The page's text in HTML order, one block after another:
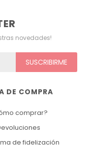
DE COMPRA
comprar?
de fidelización
novedades!
SUSCRIBIRME